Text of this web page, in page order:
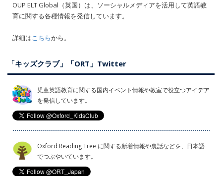
OUP ELT Global（英国）は、ソーシャルメディアを活用して英語教
育に関する各種情報を発信しています。
詳細はこちらから。
「キッズクラブ」「ORT」Twitter
児童英語教育に関する国内イベント情報や教室で役立つアイデア
を発信しています。
Oxford Reading Tree に関する新着情報や裏話などを、日本語
でつぶやいています。